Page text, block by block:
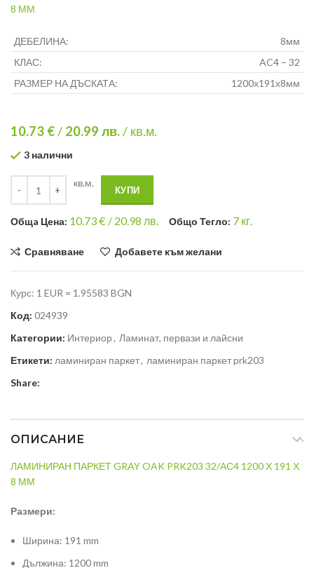
8 ММ
ДЕБЕЛИНА:
8мм
КЛАС:
AC4 – 32
РАЗМЕР НА ДЪСКАТА:
1200х191х8мм
10.73 €/ 20.99 лв./ кв.м.
3 налични
кв.м.
КУПИ
Общa Цена: 10.73€ / 20.98 лв. Общо Тегло: 7 кг.
Сравняване Добавете към желани
Курс: 1 EUR = 1.95583 BGN
Код: 024939
Категории: Интериор, Ламинат, первази и лайсни
Етикети: ламиниран паркет, ламиниран паркет prk203
Share:
ОПИСАНИЕ
ЛАМИНИРАН ПАРКЕТ GRAY OAK PRK203 32/АС4 1200 Х 191 Х
8 ММ
Размери:
Ширина: 191 mm
Дължина: 1200 mm